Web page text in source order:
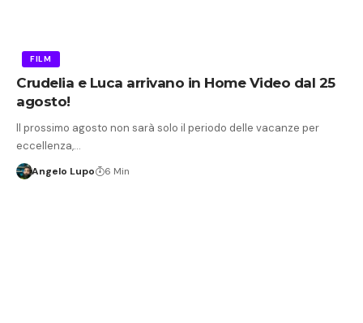
FILM
Crudelia e Luca arrivano in Home Video dal 25
agosto!
Il prossimo agosto non sarà solo il periodo delle vacanze per
eccellenza,…
Angelo Lupo 6 Min